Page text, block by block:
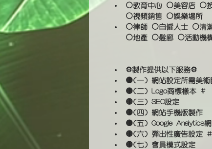
⚪教育中心 ⚪美容店 ⚪
⚪視頻銷售 ⚪娛樂場所
⚪律師 ⚪自僱人士 ⚪清
⚪地產 ⚪髮廊 ⚪活動機
⚙️製作提供以下服務⚙️
🟡(一) 網站設定所需美術
🟡(二) Logo商標樣本 #
🟡(三) SEO設定
🟡(四) 網站手機版製作
🟡(五) Google Analytics
🟡(六) 彈出性廣告設定 #
🟡(七) 會員模式設定